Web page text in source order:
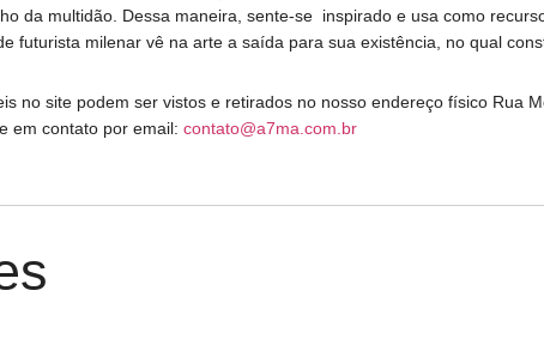
da multidão. Dessa maneira, sente-se inspirado e usa como
futurista milenar vê na arte a saída para sua existência, no qual
no site podem ser vistos e retirados no nosso endereço físico Rua
em contato por email: contato@a7ma.com.br